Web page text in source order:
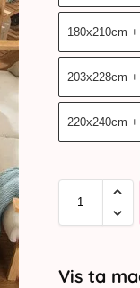
180x210cm
203x228cm
220x240cm
Vis ta